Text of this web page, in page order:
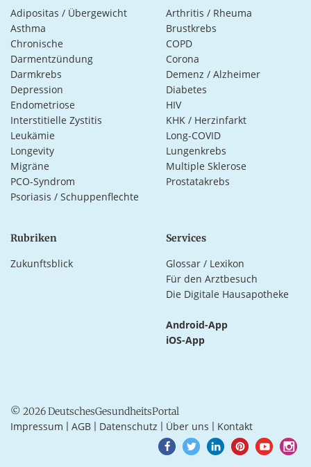
Adipositas / Übergewicht
Arthritis / Rheuma
Asthma
Brustkrebs
Chronische
Darmentzündung
COPD
Corona
Darmkrebs
Demenz / Alzheimer
Depression
Diabetes
Endometriose
HIV
Interstitielle Zystitis
KHK / Herzinfarkt
Leukämie
Long-COVID
Longevity
Lungenkrebs
Migräne
Multiple Sklerose
PCO-Syndrom
Prostatakrebs
Psoriasis / Schuppenflechte
Rubriken
Zukunftsblick
Services
Glossar / Lexikon
Für den Arztbesuch
Die Digitale Hausapotheke
Android-App
iOS-App
© 2026 DeutschesGesundheitsPortal
Impressum AGB Datenschutz Über uns Kontakt